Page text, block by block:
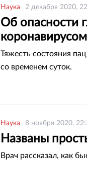
Наука 2 декабря 2020,
Об опасности
Тяжесть состояния
со временем суток.
Наука 8 ноября 2020,
Названы
Врач рассказал, как